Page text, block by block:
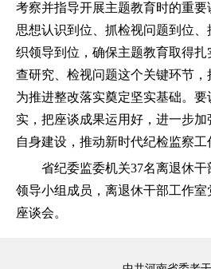
考察并指导开展主题教育时的重
思想认识到位、抓检视问题到位、
织领导到位，确保主题教育取得
查研究、检视问题这个关键环节，
为推进整改落实奠定坚实基础。
实，把座谈成果运用好，进一步
自身建设，推动新时代纪检监察工
省纪委监委机关37名离退休干
领导小组成员，离退休干部工作
座谈会。